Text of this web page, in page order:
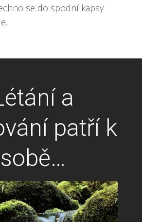
se do spodní kapsy
a
patří k
sobě…